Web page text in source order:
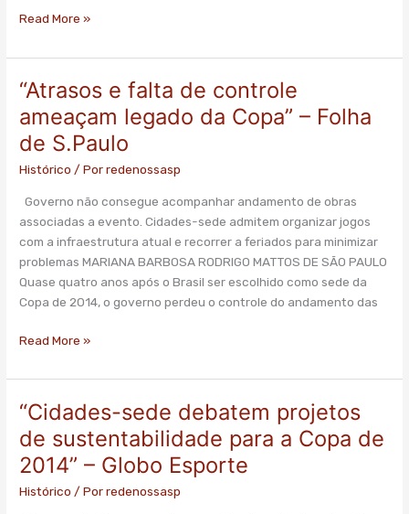
de
Read More »
“Atrasos e falta de controle
ameaçam legado da Copa” – Folha
de S.Paulo
Histórico / Porredenossasp
Governo não consegue acompanhar andamento de obras
associadas a evento. Cidades-sede admitem organizar jogos
com a infraestrutura atual e recorrer a feriados para minimizar
problemas MARIANA BARBOSA RODRIGO MATTOS DE SÃO PAULO
Quase quatro anos após o Brasil ser escolhido como sede da
Copa de 2014, o governo perdeu o controle do andamento das
“Atrasos
falta
de
controle
legado
da
Copa”
–
Folha
de
Read More »
“Cidades-sede debatem projetos
de sustentabilidade para a Copa de
2014” – Globo Esporte
Histórico / Porredenossasp
“Cidades-
sede
debatem
projetos
de